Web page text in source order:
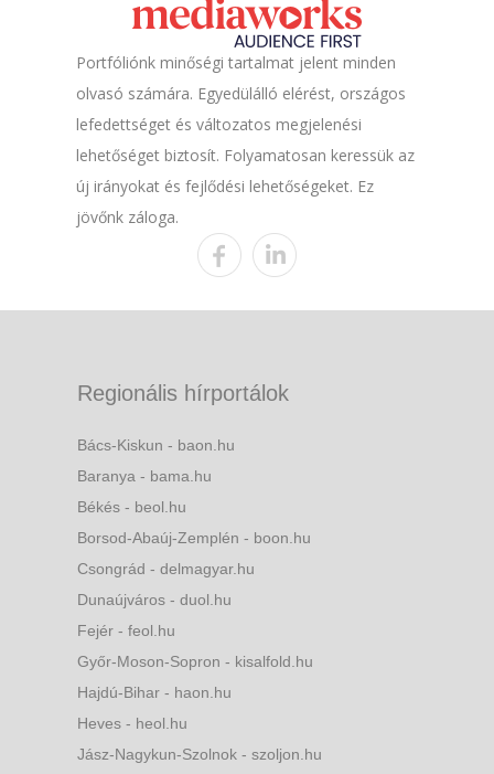
Portfóliónk minőségi tartalmat jelent minden
olvasó számára. Egyedülálló elérést, országos
lefedettséget és változatos megjelenési
lehetőséget biztosít. Folyamatosan keressük az
új irányokat és fejlődési lehetőségeket. Ez
jövőnk záloga.
Regionális hírportálok
Bács-Kiskun - baon.hu
Baranya - bama.hu
Békés - beol.hu
Borsod-Abaúj-Zemplén - boon.hu
Csongrád - delmagyar.hu
Dunaújváros - duol.hu
Fejér - feol.hu
Győr-Moson-Sopron - kisalfold.hu
Hajdú-Bihar - haon.hu
Heves - heol.hu
Jász-Nagykun-Szolnok - szoljon.hu